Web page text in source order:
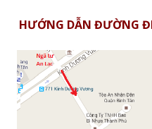
HƯỚNG DẪN ĐƯỜNG